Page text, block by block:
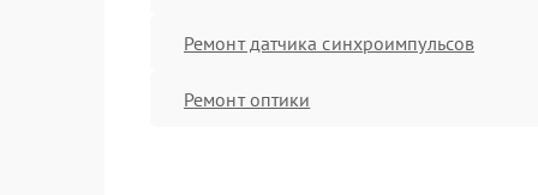
Ремонт датчика синхроимпульсов
Ремонт оптики